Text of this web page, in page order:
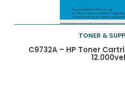
Toevoegen
TONER &
C9732A – HP Toner
12.000vel